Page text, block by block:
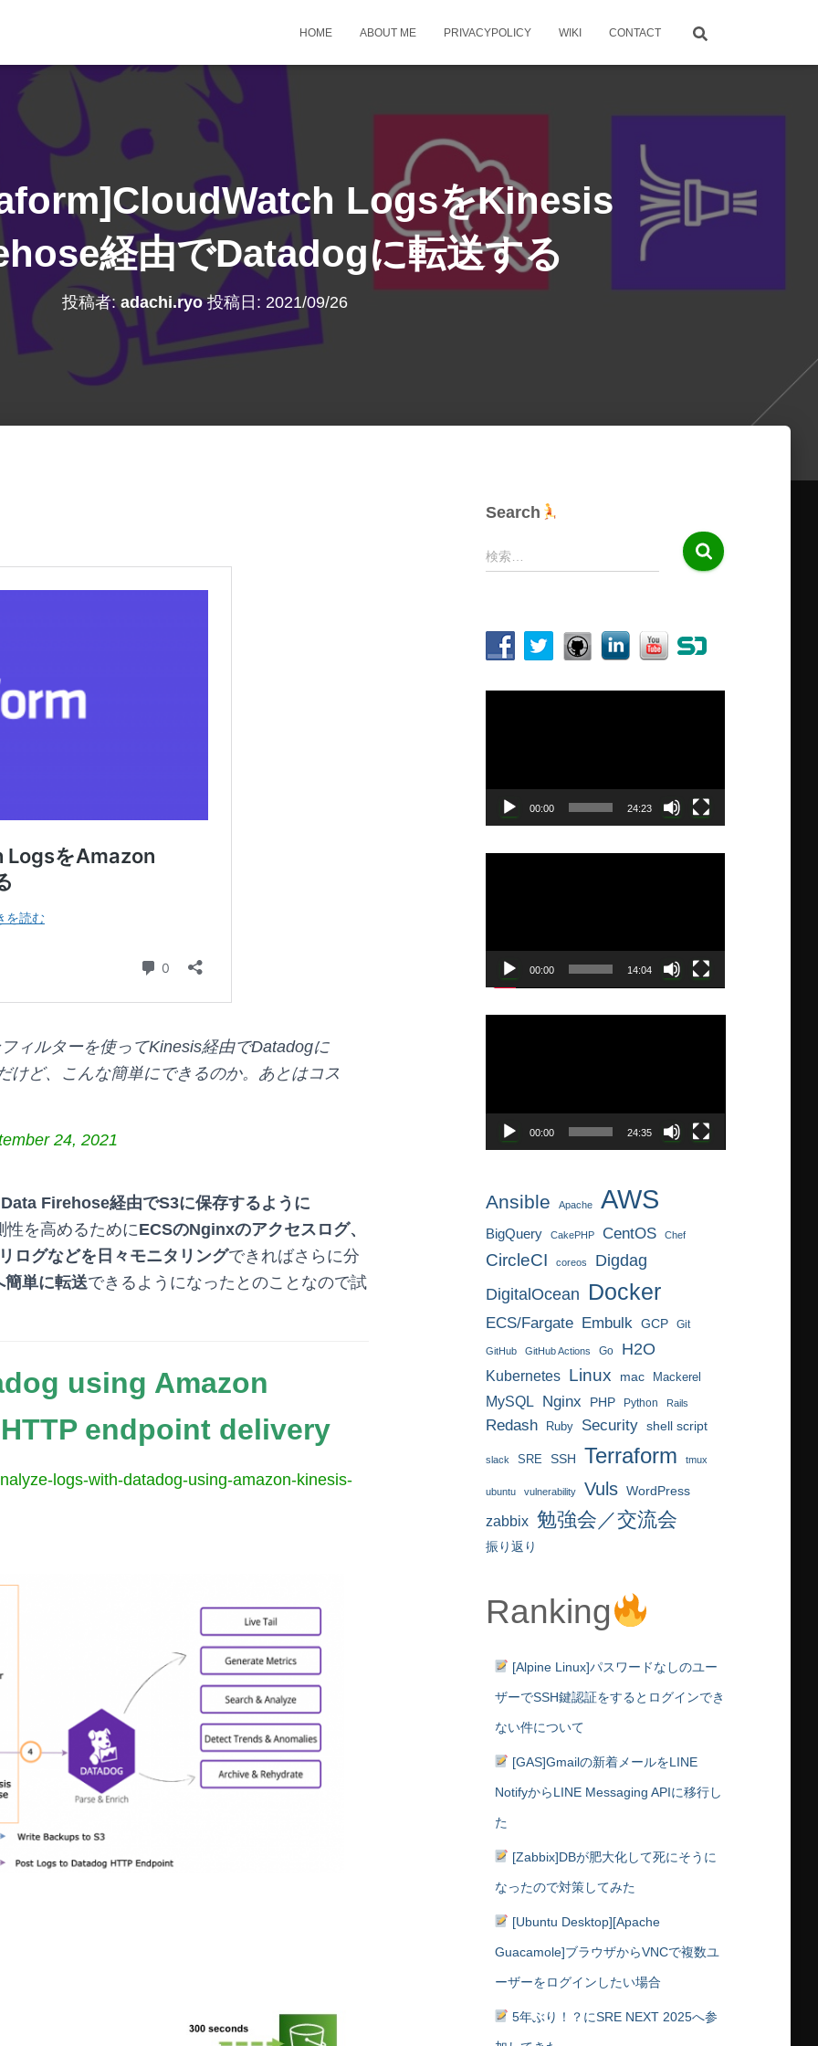
HOME ABOUT ME PRIVACYPOLICY WIKI CONTACT
LogsをKinesis
経由でDatadogに転送する
投稿者: adachi.ryo投稿日: 2021/09/26
ィルターを使ってKinesis経由でDatadogに
けど、こんな簡単にできるのか。あとはコス
24, 2021
Firehose経由でS3に保存するように
性を高めるためにECSのNginxのアクセスログ、
ログなどを日々モニタリングできればさらに分
単に転送できるようになったとのことなので試
using Amazon
endpoint delivery
logs-with-datadog-using-amazon-kinesis-
Search
検
索
検索…
00:00 24:23
00:00 14:04
00:00 24:35
Ansible Apache AWS
BigQuery CakePHP CentOS Chef
CircleCI coreos
Digdag
DigitalOcean Docker
ECS/Fargate Embulk GCP Git
GitHub GitHub Actions Go H2O
Kubernetes Linux mac Mackerel
MySQL Nginx PHP Python Rails
Redash Ruby Security shell script
slack SRE SSH Terraform tmux
ubuntu vulnerability Vuls WordPress
zabbix 勉強会／交流会
振り返り
Ranking
[Alpine Linux]パスワードなしのユー
ザーでSSH鍵認証をするとログインでき
ない件について
[GAS]Gmailの新着メールをLINE
NotifyからLINE Messaging APIに移行し
た
[Zabbix]DBが肥大化して死にそうに
なったので対策してみた
[Ubuntu Desktop][Apache
Guacamole]ブラウザからVNCで複数ユ
ーザーをログインしたい場合
5年ぶり！？にSRE NEXT 2025へ参